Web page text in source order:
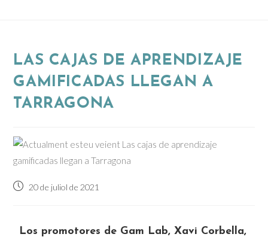
LAS CAJAS DE APRENDIZAJE
GAMIFICADAS LLEGAN A
TARRAGONA
20 de juliol de 2021
Los promotores de Gam Lab, Xavi Corbella,